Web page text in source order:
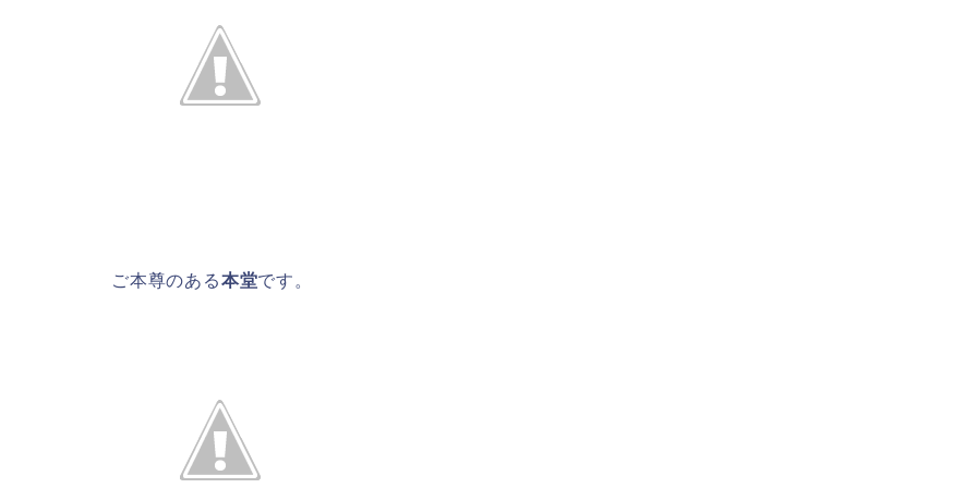
ご本尊のある本堂です。